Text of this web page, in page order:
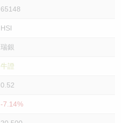
65148
HSI
瑞銀
牛證
0.52
-7.14%